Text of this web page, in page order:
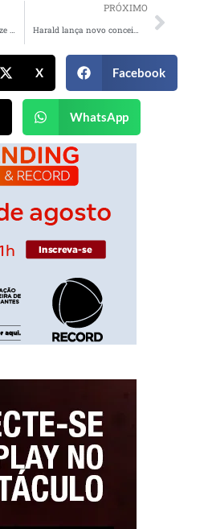
PRÓXIMO
X Facebook
WhatsApp